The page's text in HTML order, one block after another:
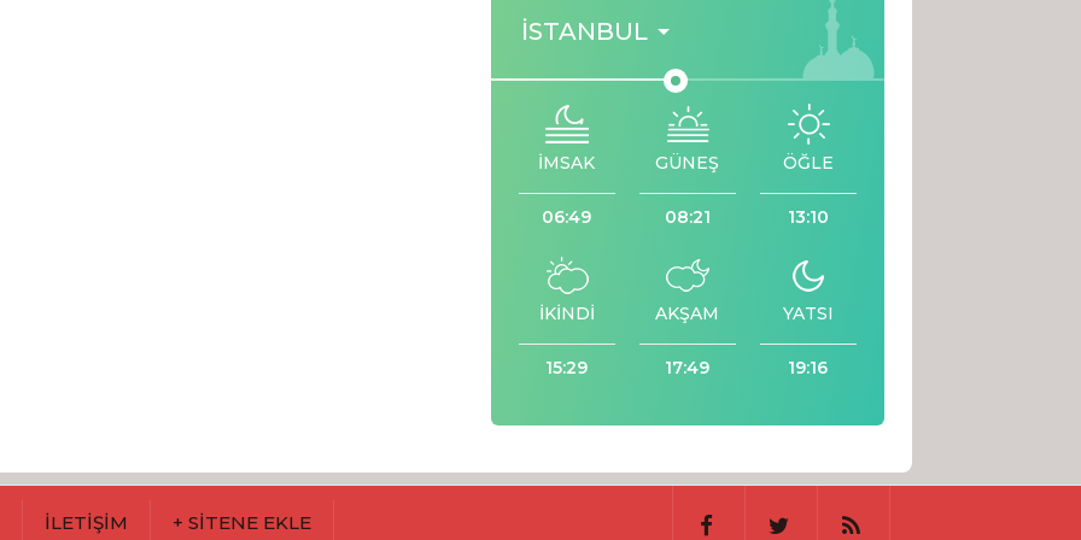
İSTANBUL
İMSAK
06:49
GÜNEŞ
08:21
ÖĞLE
13:10
İKİNDİ
15:29
AKŞAM
17:49
YATSI
19:16
İLETİŞİM + SİTENE EKLE